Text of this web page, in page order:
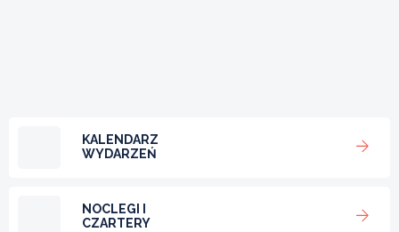
KALENDARZ
WYDARZEŃ
NOCLEGI I
CZARTERY